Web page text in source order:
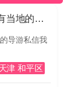
国庆节去青岛玩三天，有没有当地的导游私信我哈
导游私信我
天津 和平区